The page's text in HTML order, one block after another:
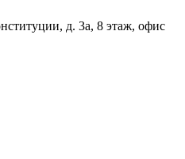
д. 3а, 8 этаж, офис